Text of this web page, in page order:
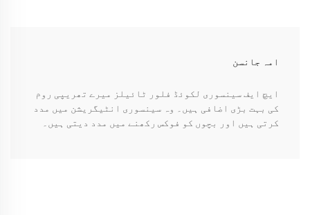
امہ جانسن
ایچ ایف سینسوری لکوئڈ فلور ٹائیلز میرے تھریپی روم
کی بہت بڑی اضافی ہیں۔ وہ سینسوری انٹیگریشن میں مدد
کرتی ہیں اور بچوں کو فوکس رکھنے میں مدد دیتی ہیں۔